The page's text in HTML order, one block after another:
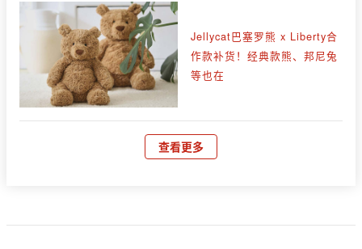
Jellycat巴塞罗熊 x Liberty合
作款补货！经典款熊、邦尼兔
等也在
查看更多